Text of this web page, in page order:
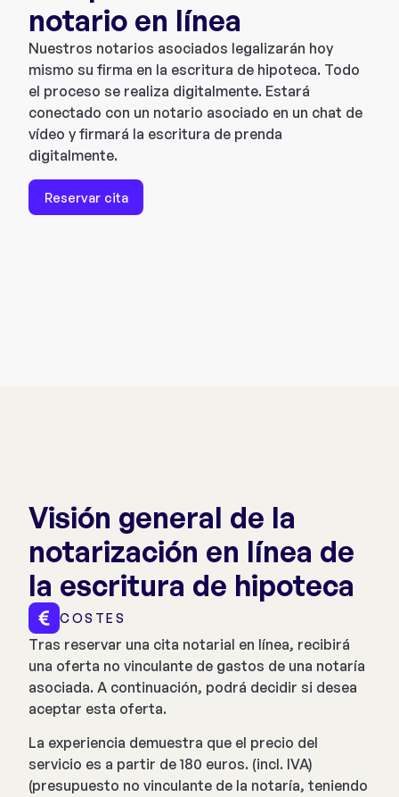
notario en línea
Nuestros notarios asociados legalizarán hoy
mismo su firma en la escritura de hipoteca. Todo
el proceso se realiza digitalmente. Estará
conectado con un notario asociado en un chat de
vídeo y firmará la escritura de prenda
digitalmente.
Reservar cita
Visión general de la
notarización en línea de
la escritura de hipoteca
COSTES
Tras reservar una cita notarial en línea, recibirá
una oferta no vinculante de gastos de una notaría
asociada. A continuación, podrá decidir si desea
aceptar esta oferta.
La experiencia demuestra que el precio del
servicio es a partir de 180 euros. (incl. IVA)
(presupuesto no vinculante de la notaría, teniendo